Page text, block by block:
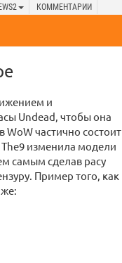
КОММЕНТАРИИ
и
Undead, чтобы она
WoW частично состоит
The9 изменила модели
самым сделав расу
Пример того, как